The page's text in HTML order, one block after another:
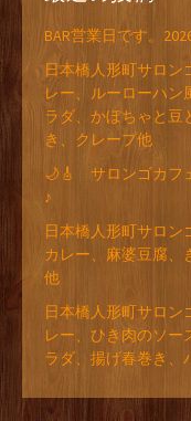
BAR営業日です。
日本橋人形町サロン
レー、ルーローハン
ラダ、かぼちゃと豆
き、クレープ他
🌙🎸 サロンゴカフ
♪
日本橋人形町サロン
カレー、麻婆豆腐、
他
日本橋人形町サロン
レー、ひき肉のソー
ラダ、揚げ春巻き、